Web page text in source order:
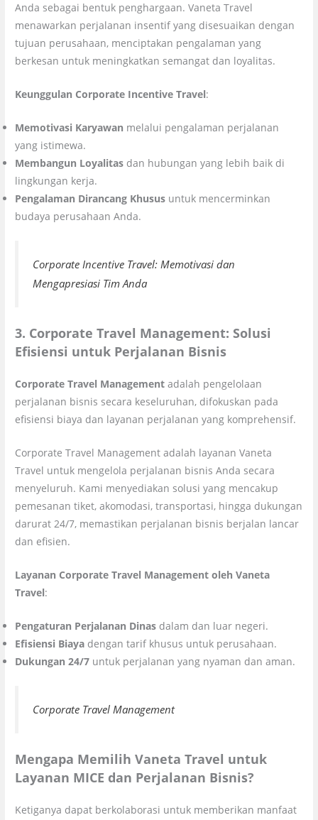
Anda sebagai bentuk penghargaan. Vaneta Travel
menawarkan perjalanan insentif yang disesuaikan dengan
tujuan perusahaan, menciptakan pengalaman yang
berkesan untuk meningkatkan semangat dan loyalitas.
Keunggulan Corporate Incentive Travel:
Memotivasi Karyawan melalui pengalaman perjalanan
yang istimewa.
Membangun Loyalitas dan hubungan yang lebih baik di
lingkungan kerja.
Pengalaman Dirancang Khusus untuk mencerminkan
budaya perusahaan Anda.
Corporate Incentive Travel: Memotivasi dan
Mengapresiasi Tim Anda
3. Corporate Travel Management: Solusi
Efisiensi untuk Perjalanan Bisnis
Corporate Travel Management adalah pengelolaan
perjalanan bisnis secara keseluruhan, difokuskan pada
efisiensi biaya dan layanan perjalanan yang komprehensif.
Corporate Travel Management adalah layanan Vaneta
Travel untuk mengelola perjalanan bisnis Anda secara
menyeluruh. Kami menyediakan solusi yang mencakup
pemesanan tiket, akomodasi, transportasi, hingga dukungan
darurat 24/7, memastikan perjalanan bisnis berjalan lancar
dan efisien.
Layanan Corporate Travel Management oleh Vaneta
Travel:
Pengaturan Perjalanan Dinas dalam dan luar negeri.
Efisiensi Biaya dengan tarif khusus untuk perusahaan.
Dukungan 24/7 untuk perjalanan yang nyaman dan aman.
Corporate Travel Management
Mengapa Memilih Vaneta Travel untuk
Layanan MICE dan Perjalanan Bisnis?
Ketiganya dapat berkolaborasi untuk memberikan manfaat